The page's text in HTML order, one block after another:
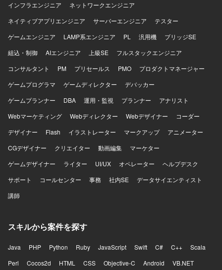
インフラエンジニア
ネットワークエンジニア
ネイティブアプリエンジニア
サーバーエンジニア
テスター
ゲームエンジニア
LAMP系エンジニア PL 汎用機
ブリッジSE
組込・制御
AIエンジニア 上級SE
フルスタックエンジニア
コンサルタント
PM プリセールス PMO
プロダクトマネージャー
ゲームプログラマ
ゲームディレクター
デバッカー
ゲームプランナー
DBA 運用・監視 プランナー
アナリスト
Webマーケティング
Webディレクター Webデザイナー
コーダー
デザイナー
Flash イラストレーター マークアップ
アニメーター
CGデザイナー
クリエイター 動画編集
マーケター
ゲームデザイナー
ライター UI/UX オペレーター
ヘルプデスク
サポート
コールセンター 事務 社内SE
データサイエンティスト
講師
スキルから案件を探す
Java PHP Python Ruby JavaScript Swift C# C++
Scala
Perl
Cocos2d HTML CSS Objective-C Android
VB.NET